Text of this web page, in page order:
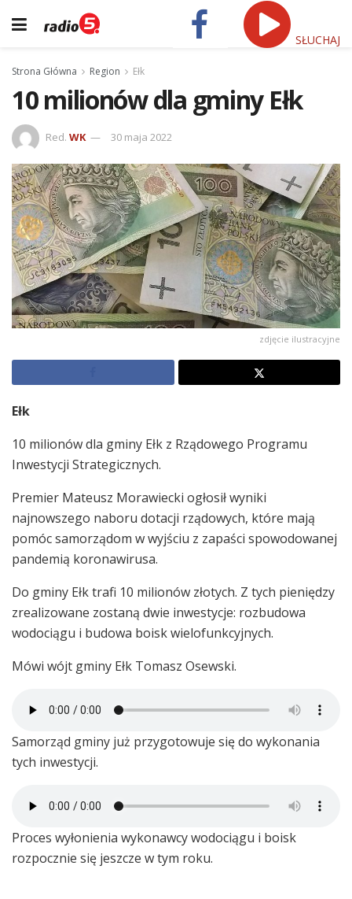
SŁUCHAJ
Strona Główna Region Ełk
10 milionów dla gminy Ełk
Red. WK 30 maja 2022
zdjęcie ilustracyjne
Ełk
10 milionów dla gminy Ełk z Rządowego Programu
Inwestycji Strategicznych.
Premier Mateusz Morawiecki ogłosił wyniki
najnowszego naboru dotacji rządowych, które mają
pomóc samorządom w wyjściu z zapaści spowodowanej
pandemią koronawirusa.
Do gminy Ełk trafi 10 milionów złotych. Z tych pieniędzy
zrealizowane zostaną dwie inwestycje: rozbudowa
wodociągu i budowa boisk wielofunkcyjnych.
Mówi wójt gminy Ełk Tomasz Osewski.
Samorząd gminy już przygotowuje się do wykonania
tych inwestycji.
Proces wyłonienia wykonawcy wodociągu i boisk
rozpocznie się jeszcze w tym roku.